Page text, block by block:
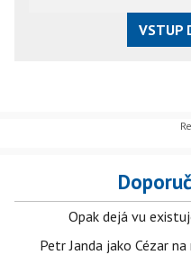
VSTUP
Opak dejá vu
Petr Janda jako Cézar